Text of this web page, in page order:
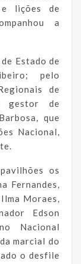
lições de
a
Estado de
pelo
de
gestor de
que
Nacional,
os
Fernandes,
Moraes,
Edson
Nacional
marcial do
o desfile